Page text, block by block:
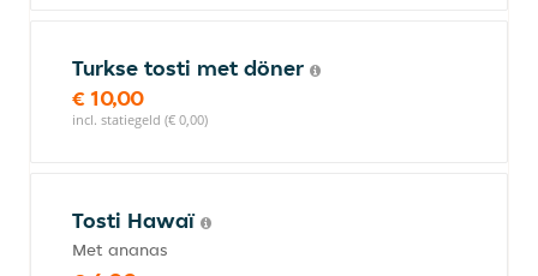
Turkse tosti met döner
€ 10,00
incl. statiegeld (€ 0,00)
Tosti Hawaï
Met ananas